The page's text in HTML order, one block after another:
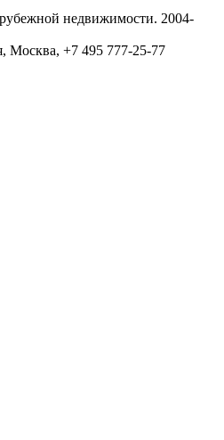
недвижимости. 2004-
Москва, +7 495 777-25-77